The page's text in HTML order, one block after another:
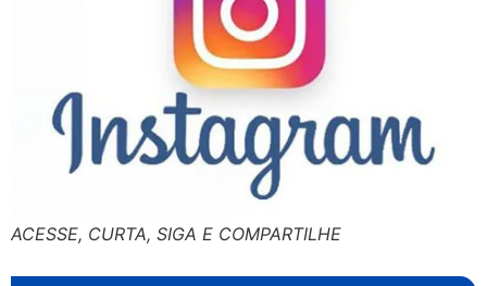
ACESSE, CURTA, SIGA E COMPARTILHE